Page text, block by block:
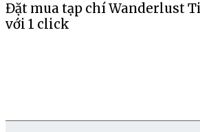
Đặt mua tạp chí Wanderlust
với 1 click